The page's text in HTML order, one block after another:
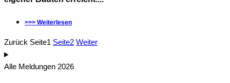
>>> Weiterlesen
Zurück Seite1 Seite2 Weiter
Alle Meldungen 2026